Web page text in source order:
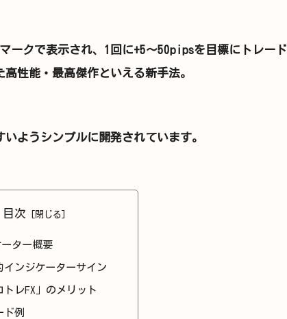
ークで表示され、1回に+5～50pipsを目標にトレード
性能・最高傑作といえる新手法。
ようシンプルに開発されています。
目次
ター概要
インジケーターサイン
トレFX」のメリット
ド例